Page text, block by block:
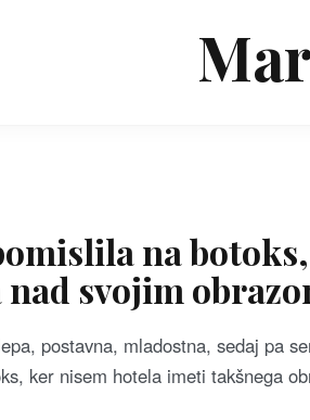
na
svojim
postavna, mladostna, sedaj pa
ker nisem hotela imeti takšnega